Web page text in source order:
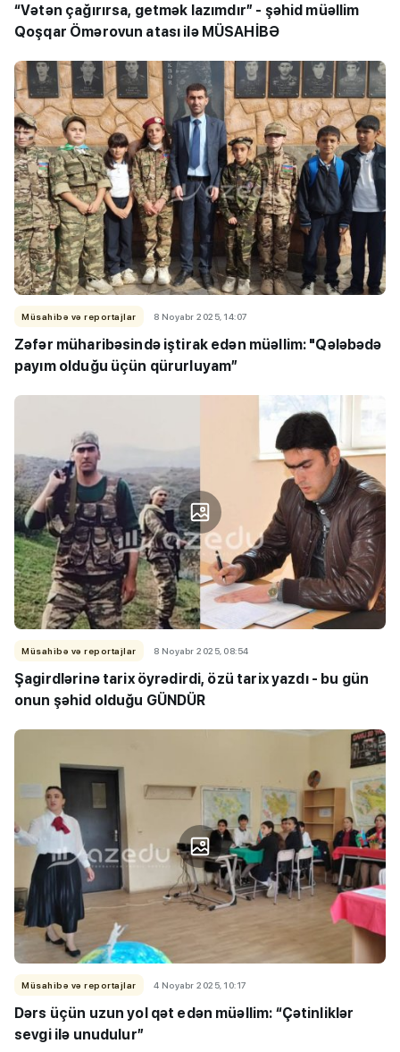
“Vətən çağırırsa, getmək lazımdır” - şəhid müəllim
Qoşqar Ömərovun atası ilə MÜSAHİBƏ
Müsahibə və reportajlar 8 Noyabr 2025, 14:07
Zəfər müharibəsində iştirak edən müəllim: "Qələbədə
payım olduğu üçün qürurluyam”
Müsahibə və reportajlar 8 Noyabr 2025, 08:54
Şagirdlərinə tarix öyrədirdi, özü tarix yazdı - bu gün
onun şəhid olduğu GÜNDÜR
Müsahibə və reportajlar 4 Noyabr 2025, 10:17
Dərs üçün uzun yol qət edən müəllim: “Çətinliklər
sevgi ilə unudulur”